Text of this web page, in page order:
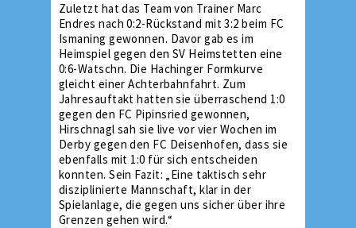
Zuletzt hat das Team von Trainer Marc
Endres nach 0:2-Rückstand mit 3:2 beim FC
Ismaning gewonnen. Davor gab es im
Heimspiel gegen den SV Heimstetten eine
0:6-Watschn. Die Hachinger Formkurve
gleicht einer Achterbahnfahrt. Zum
Jahresauftakt hatten sie überraschend 1:0
gegen den FC Pipinsried gewonnen,
Hirschnagl sah sie live vor vier Wochen im
Derby gegen den FC Deisenhofen, dass sie
ebenfalls mit 1:0 für sich entscheiden
konnten. Sein Fazit: „Eine taktisch sehr
disziplinierte Mannschaft, klar in der
Spielanlage, die gegen uns sicher über ihre
Grenzen gehen wird.“